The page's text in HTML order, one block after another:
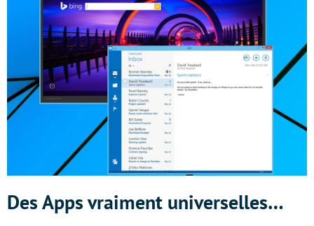
Des Apps vraiment universelles…